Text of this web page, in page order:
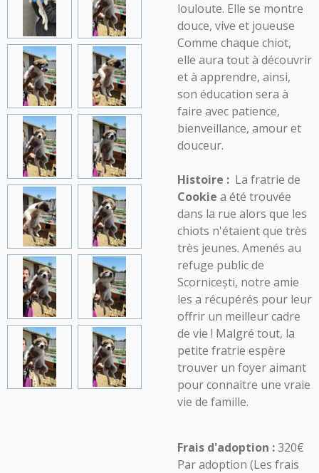
louloute. Elle se montre
douce, vive et joueuse
Comme chaque chiot,
elle aura tout à découvrir
et à apprendre, ainsi,
son éducation sera à
faire avec patience,
bienveillance, amour et
douceur.
Histoire : La fratrie de
Cookie a été trouvée
dans la rue alors que les
chiots n'étaient que très
très jeunes. Amenés au
refuge public de
Scornicești, notre amie
les a récupérés pour leur
offrir un meilleur cadre
de vie ! Malgré tout, la
petite fratrie espère
trouver un foyer aimant
pour connaitre une vraie
vie de famille.
Frais d'adoption :320€
Par adoption (Les frais